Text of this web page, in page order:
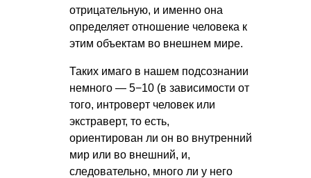
отрицательную, и именно она
определяет отношение человека к
этим объектам во внешнем мире.
Таких имаго в нашем подсознании
немного — 5−10 (в зависимости от
того, интроверт человек или
экстраверт, то есть,
ориентирован ли он во внутренний
мир или во внешний, и,
следовательно, много ли у него